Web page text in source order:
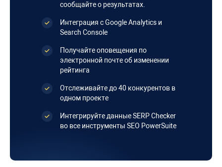
сообщайте о результатах.
Интеграция с Google Analytics и
Search Console
Получайте оповещения по
электронной почте об изменении
рейтинга
Отслеживайте до 40 конкурентов в
одном проекте
Интегрируйте данные SERP Checker
во все инструменты SEO PowerSuite